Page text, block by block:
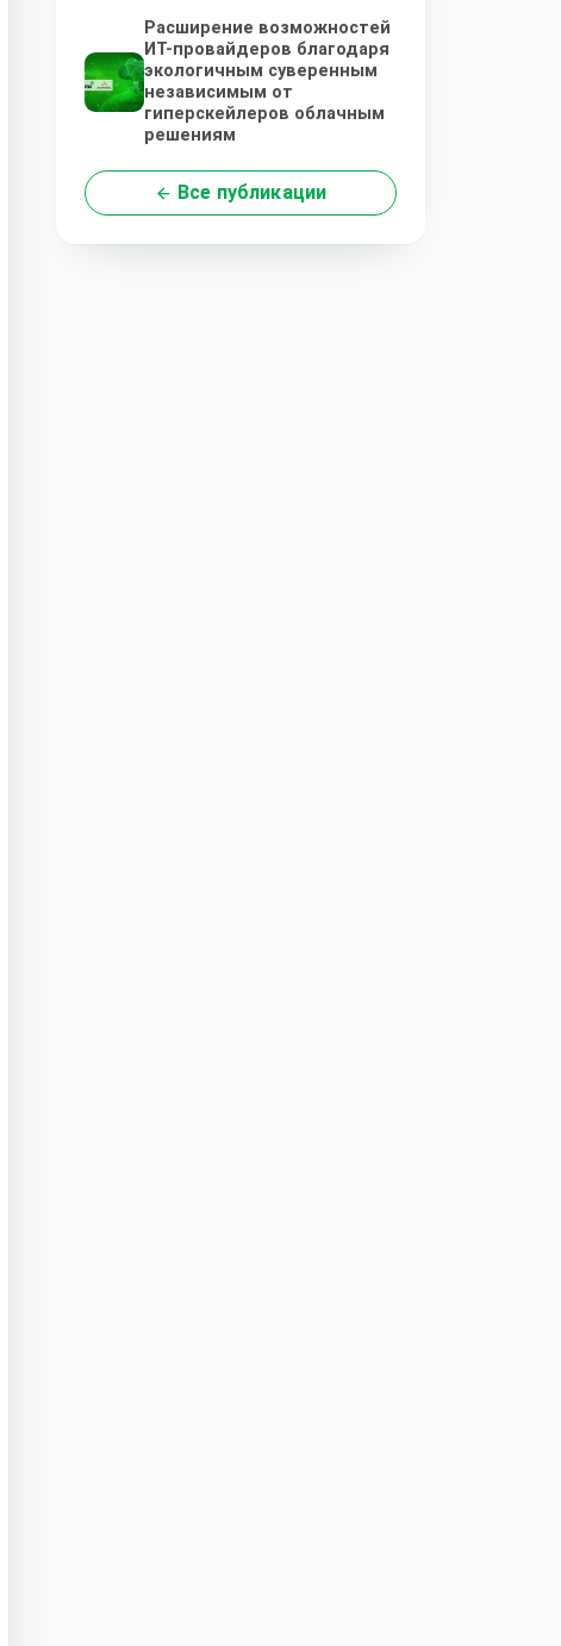
Расширение возможностей
ИТ-провайдеров благодаря
экологичным суверенным
независимым от
гиперскейлеров облачным
решениям
Все публикации